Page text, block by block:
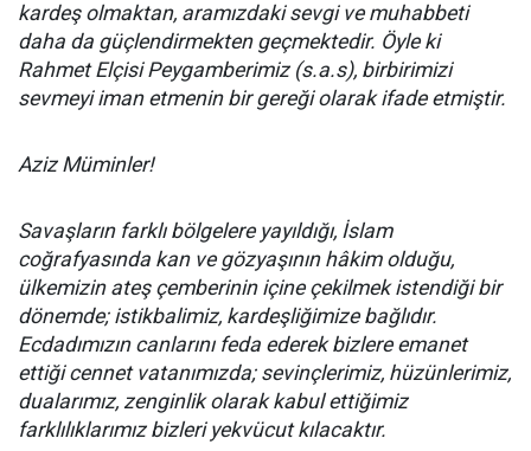
kardeş olmaktan, aramızdaki sevgi ve muhabbeti
daha da güçlendirmekten geçmektedir. Öyle ki
Rahmet Elçisi Peygamberimiz (s.a.s), birbirimizi
sevmeyi iman etmenin bir gereği olarak ifade etmiştir.
Aziz Müminler!
Savaşların farklı bölgelere yayıldığı, İslam
coğrafyasında kan ve gözyaşının hâkim olduğu,
ülkemizin ateş çemberinin içine çekilmek istendiği bir
dönemde; istikbalimiz, kardeşliğimize bağlıdır.
Ecdadımızın canlarını feda ederek bizlere emanet
ettiği cennet vatanımızda; sevinçlerimiz, hüzünlerimiz,
dualarımız, zenginlik olarak kabul ettiğimiz
farklılıklarımız bizleri yekvücut kılacaktır.